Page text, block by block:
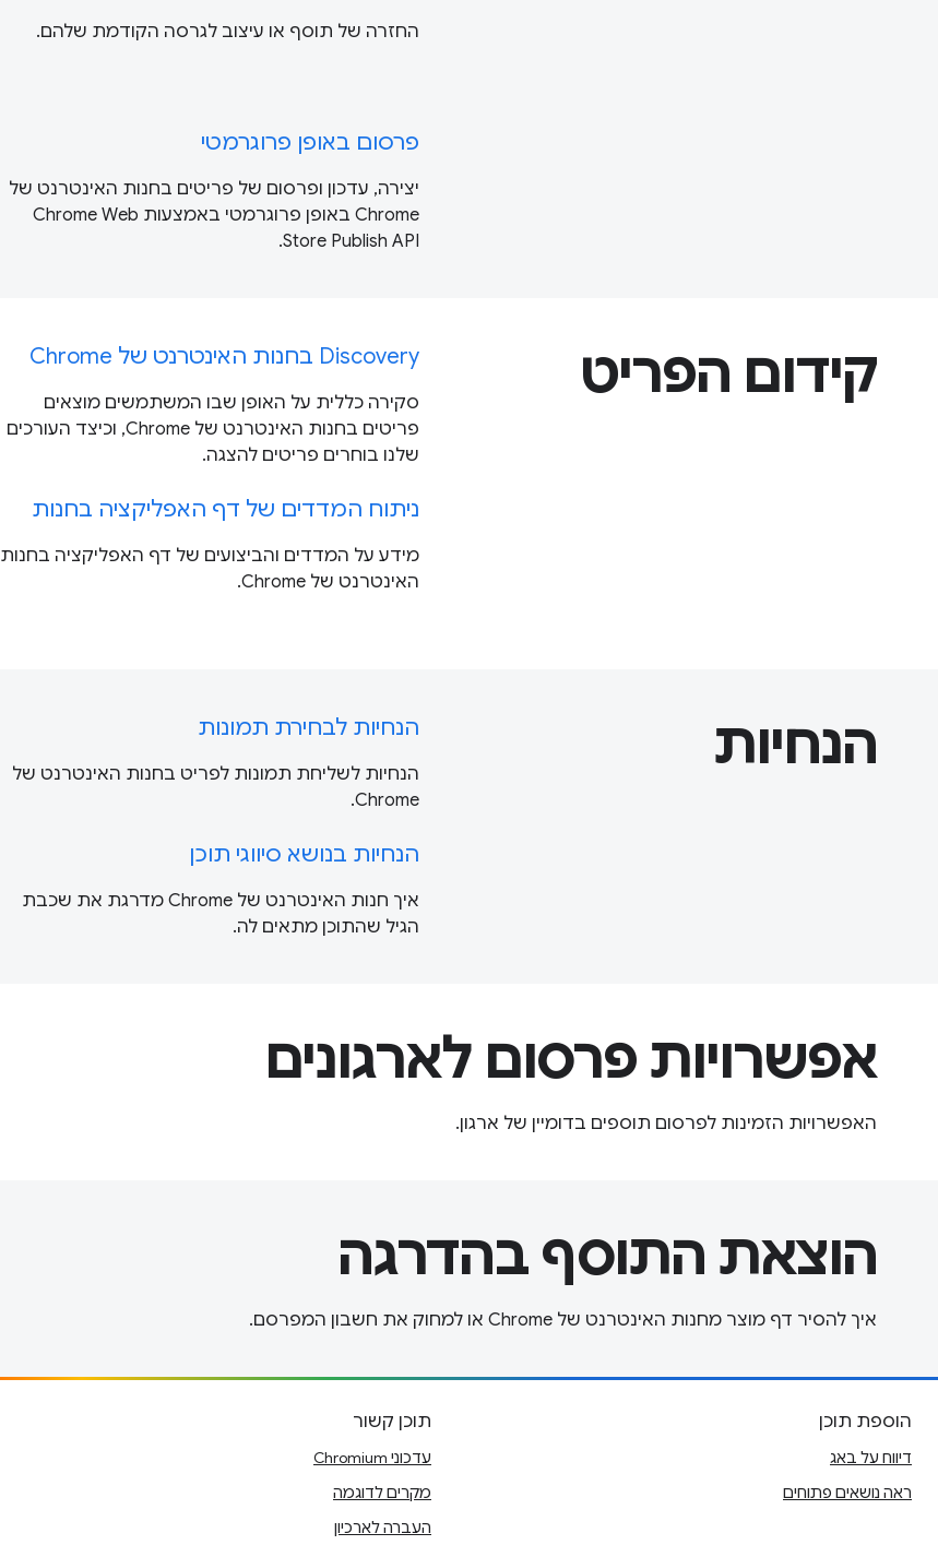
החזרה של תוסף או עיצוב לגרסה הקודמת שלהם.
פרסום באופן פרוגרמטי
יצירה, עדכון ופרסום של פריטים בחנות האינטרנט של
Chrome באופן פרוגרמטי באמצעות Chrome Web
Store Publish API.
קידום הפריט Discovery בחנות האינטרנט של Chrome
סקירה כללית על האופן שבו המשתמשים מוצאים
פריטים בחנות האינטרנט של Chrome, וכיצד העורכים
שלנו בוחרים פריטים להצגה.
ניתוח המדדים של דף האפליקציה בחנות
מידע על המדדים והביצועים של דף האפליקציה בחנות
האינטרנט של Chrome.
הנחיות הנחיות לבחירת תמונות
הנחיות לשליחת תמונות לפריט בחנות האינטרנט של
Chrome.
הנחיות בנושא סיווגי תוכן
איך חנות האינטרנט של Chrome מדרגת את שכבת
הגיל שהתוכן מתאים לה.
אפשרויות פרסום לארגונים
האפשרויות הזמינות לפרסום תוספים בדומיין של ארגון.
הוצאת התוסף בהדרגה
איך להסיר דף מוצר מחנות האינטרנט של Chrome או למחוק את חשבון המפרסם.
הוספת תוכן
דיווח על באג
ראה נושאים פתוחים
תוכן קשור
עדכוני Chromium
מקרים לדוגמה
העברה לארכיון